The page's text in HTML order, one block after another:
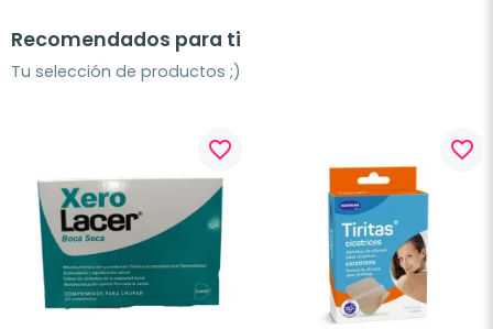
Recomendados para ti
Tu selección de productos ;)
favorite_border favorite_border